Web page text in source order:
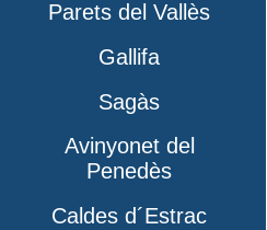
Parets del Vallès
Gallifa
Sagàs
Avinyonet del
Penedès
Caldes d´Estrac